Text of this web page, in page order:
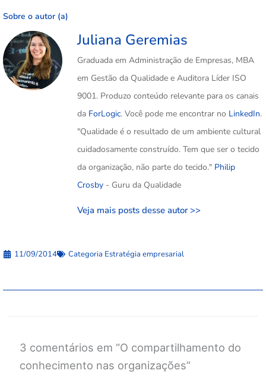
Sobre o autor (a)
Juliana Geremias
Graduada em Administração de Empresas, MBA
em Gestão da Qualidade e Auditora Líder ISO
9001. Produzo conteúdo relevante para os canais
da ForLogic. Você pode me encontrar no LinkedIn.
"Qualidade é o resultado de um ambiente cultural
cuidadosamente construído. Tem que ser o tecido
da organização, não parte do tecido." Philip
Crosby - Guru da Qualidade
Veja mais posts desse autor >>
11/09/2014 Categoria Estratégia empresarial
3 comentários em “O compartilhamento do
conhecimento nas organizações”